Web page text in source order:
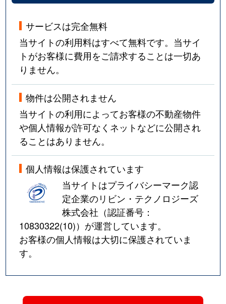
サービスは完全無料
当サイトの利用料はすべて無料です。当サイ
トがお客様に費用をご請求することは一切あ
りません。
物件は公開されません
当サイトの利用によってお客様の不動産物件
や個人情報が許可なくネットなどに公開され
ることはありません。
個人情報は保護されています
当サイトはプライバシーマーク認
定企業のリビン・テクノロジーズ
株式会社（認証番号：
10830322(10)）が運営しています。
お客様の個人情報は大切に保護されていま
す。